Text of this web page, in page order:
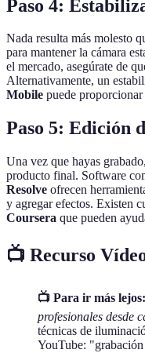
Paso 4:
Nada resulta más molesto
para mantener la cámara
el mercado, asegúrate de
Alternativamente, un
Mobile puede
Paso 5: Edición
Una vez que hayas
producto final. Software
Resolve ofrecen
y agregar efectos. Existen
Coursera que pueden
📺 Recurso
📺 Para ir más lejos:
profesionales desde
técnicas de
YouTube: